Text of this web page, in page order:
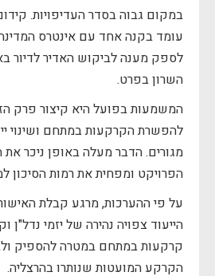
במקום גבוה בסדר העדיפויות.
עומד בקנה אחד עם אינטרס
לספק מענה לביקוש האדיר לדיור
השרון בפרט.
המשמעות בפועל היא קיצור פרק
להפשרת הקרקעות במתחם ושינוי
מגורים. הדבר מעלה באופן ניכר את
הפרויקט ומפחית את רמות הסיכון
על פי ההערכות, מרגע קבלת
הייעוד צפויה נהירה של יזמי נדל"ן
קרקעות במתחם במטרה להספיק
הקרקע המועטות שנותרו בהרצליה.